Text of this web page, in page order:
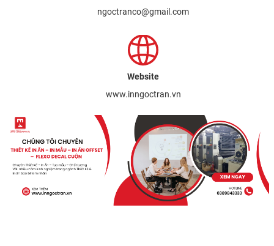
ngoctranco@gmail.com
Website
www.inngoctran.vn